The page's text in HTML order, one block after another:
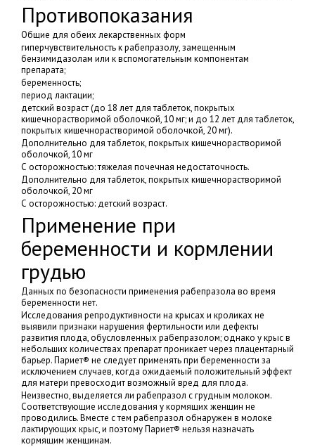
Противопоказания
Общие для обеих лекарственных форм
гиперчувствительность к рабепразолу, замещенным
бензимидазолам или к вспомогательным компонентам
препарата;
беременность;
период лактации;
детский возраст (до 18 лет для таблеток, покрытых
кишечнорастворимой оболочкой, 10 мг; и до 12 лет для таблеток,
покрытых кишечнорастворимой оболочкой, 20 мг).
Дополнительно для таблеток, покрытых кишечнорастворимой
оболочкой, 10 мг
С осторожностью: тяжелая почечная недостаточность.
Дополнительно для таблеток, покрытых кишечнорастворимой
оболочкой, 20 мг
С осторожностью: детский возраст.
Применение при
беременности и кормлении
грудью
Данных по безопасности применения рабепразола во время
беременности нет.
Исследования репродуктивности на крысах и кроликах не
выявили признаки нарушения фертильности или дефекты
развития плода, обусловленных рабепразолом; однако у крыс в
небольших количествах препарат проникает через плацентарный
барьер. Париет® не следует применять при беременности за
исключением случаев, когда ожидаемый положительный эффект
для матери превосходит возможный вред для плода.
Неизвестно, выделяется ли рабепразол с грудным молоком.
Соответствующие исследования у кормящих женщин не
проводились. Вместе с тем рабепразол обнаружен в молоке
лактирующих крыс, и поэтому Париет® нельзя назначать
кормящим женщинам.